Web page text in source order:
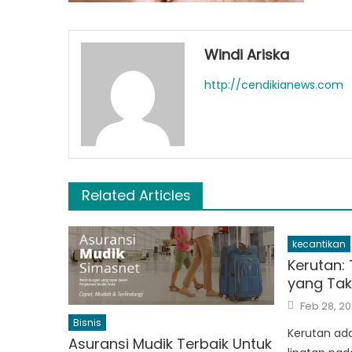
Windi Ariska
http://cendikianews.com
Related Articles
Bisnis
Asuransi Mudik Terbaik Untuk
kecantikan
Kerutan:
yang
Posted
on
Feb 28,
Kerutan